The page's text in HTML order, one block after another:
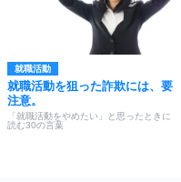
就職活動
就職活動を狙った詐欺には、要
注意。
「就職活動をやめたい」と思ったときに
読む30の言葉